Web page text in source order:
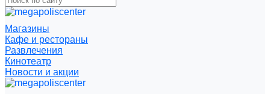
Магазины
Кафе и рестораны
Развлечения
Кинотеатр
Новости и акции